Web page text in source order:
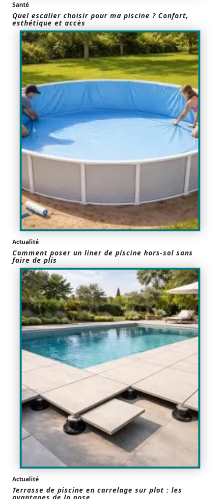
Santé
Quel escalier choisir pour ma piscine ? Confort,
esthétique et accès
Actualité
Comment poser un liner de piscine hors-sol sans
faire de plis
Actualité
Terrasse de piscine en carrelage sur plot : les